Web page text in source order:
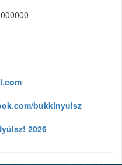
bukkinyulsz
2026